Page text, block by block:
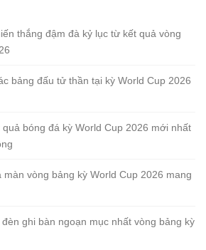
thắng đậm đà kỷ lục từ kết quả vòng
bảng đấu tử thần tại kỳ World Cup 2026
bóng đá kỳ World Cup 2026 mới nhất
vòng bảng kỳ World Cup 2026 mang
ghi bàn ngoạn mục nhất vòng bảng kỳ